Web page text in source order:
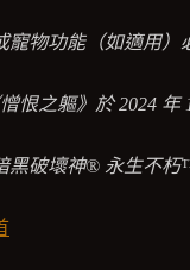
寵物功能（如適用）
恨之軀》於 2024 年
破壞神® 永生不朽